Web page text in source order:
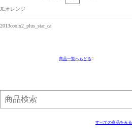
JLオレンジ
2013coolx2_plus_star_ca
商品一覧へもどる
すべての商品をみる